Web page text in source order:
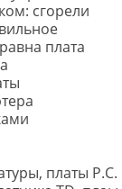
сгорели
плата
платы P.C.